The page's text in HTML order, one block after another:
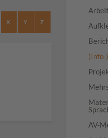
X Y Z
(Info-
AV-